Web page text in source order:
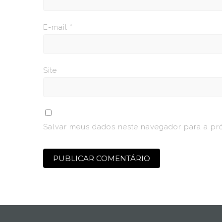
E-mail *
Site
Salvar meus dados neste navegador para a